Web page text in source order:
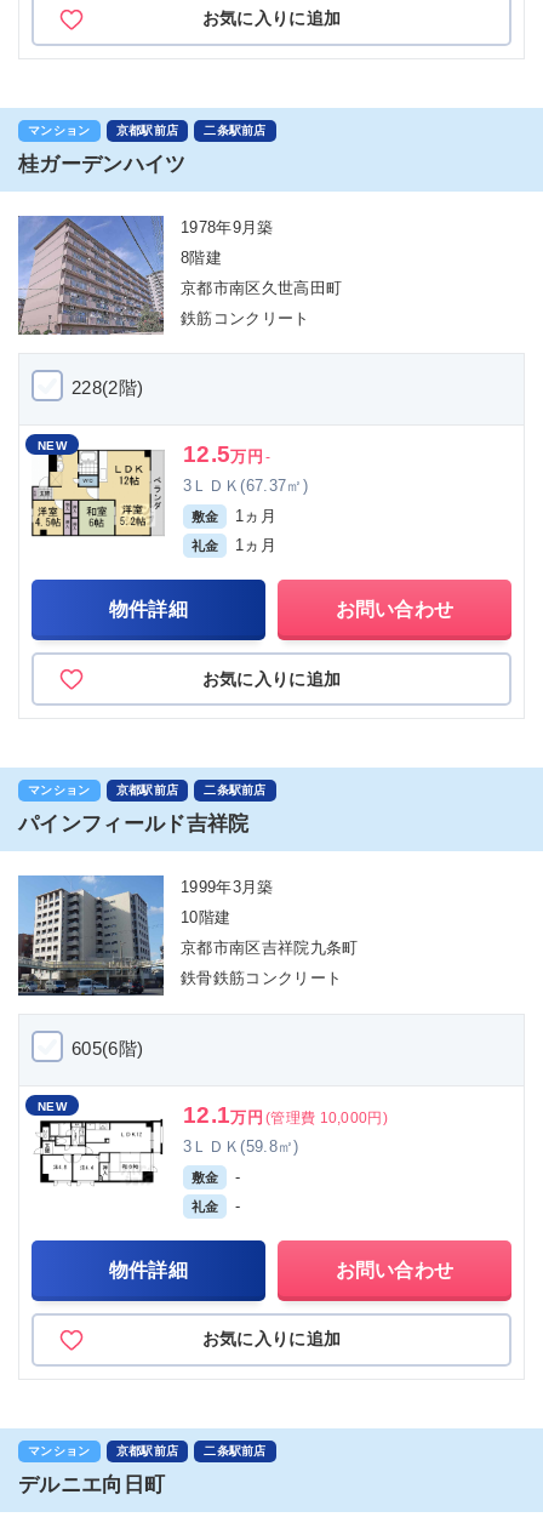
お気に入りに追加
マンション 京都駅前店 二条駅前店
桂ガーデンハイツ
1978年9月築
8階建
京都市南区久世高田町
鉄筋コンクリート
228(2階)
NEW 12.5万円 -
3ＬＤＫ(67.37㎡)
敷金 1ヵ月
礼金 1ヵ月
物件詳細 お問い合わせ
お気に入りに追加
マンション 京都駅前店 二条駅前店
パインフィールド吉祥院
1999年3月築
10階建
京都市南区吉祥院九条町
鉄骨鉄筋コンクリート
605(6階)
NEW 12.1万円 (管理費 10,000円)
3ＬＤＫ(59.8㎡)
敷金 -
礼金 -
物件詳細 お問い合わせ
お気に入りに追加
マンション 京都駅前店 二条駅前店
デルニエ向日町